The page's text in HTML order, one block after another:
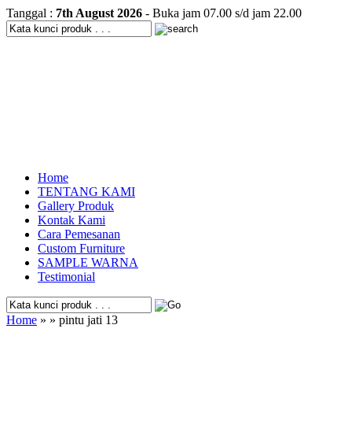
Tanggal : 7th August 2026 - Buka jam 07.00 s/d jam 22.00
Home
TENTANG KAMI
Gallery Produk
Kontak Kami
Cara Pemesanan
Custom Furniture
SAMPLE WARNA
Testimonial
Home » » pintu jati 13